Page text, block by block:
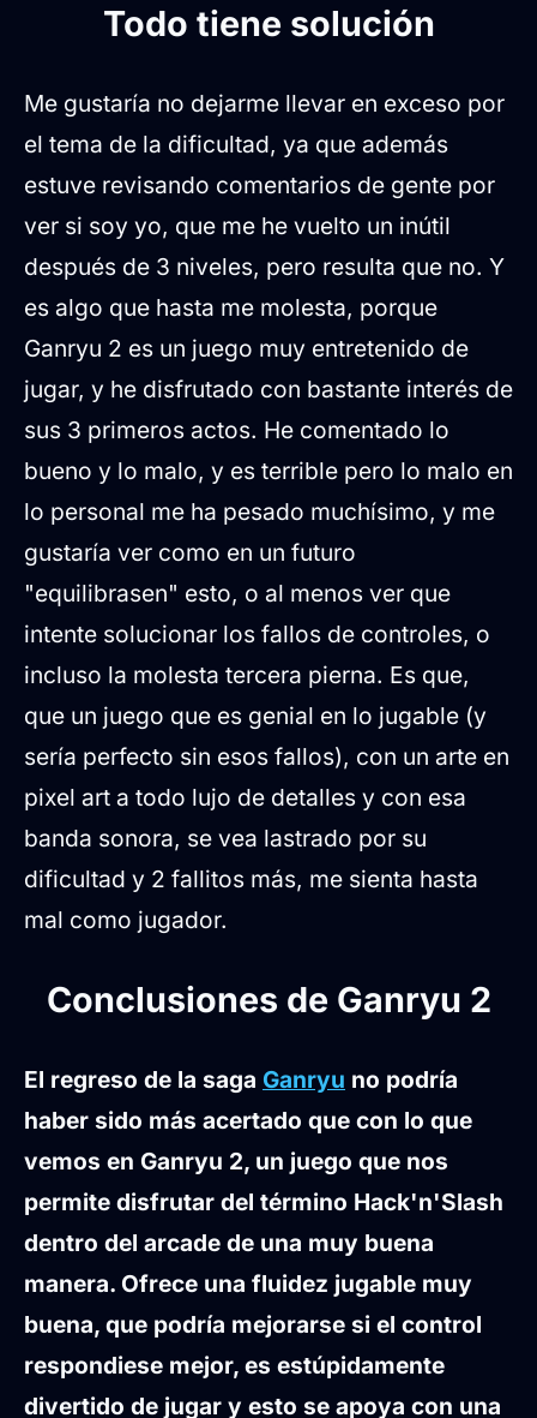
Todo tiene solución
Me gustaría no dejarme llevar en exceso por
el tema de la dificultad, ya que además
estuve revisando comentarios de gente por
ver si soy yo, que me he vuelto un inútil
después de 3 niveles, pero resulta que no. Y
es algo que hasta me molesta, porque
Ganryu 2 es un juego muy entretenido de
jugar, y he disfrutado con bastante interés de
sus 3 primeros actos. He comentado lo
bueno y lo malo, y es terrible pero lo malo en
lo personal me ha pesado muchísimo, y me
gustaría ver como en un futuro
"equilibrasen" esto, o al menos ver que
intente solucionar los fallos de controles, o
incluso la molesta tercera pierna. Es que,
que un juego que es genial en lo jugable (y
sería perfecto sin esos fallos), con un arte en
pixel art a todo lujo de detalles y con esa
banda sonora, se vea lastrado por su
dificultad y 2 fallitos más, me sienta hasta
mal como jugador.
Conclusiones de Ganryu 2
El regreso de la saga Ganryu no podría
haber sido más acertado que con lo que
vemos en Ganryu 2, un juego que nos
permite disfrutar del término Hack'n'Slash
dentro del arcade de una muy buena
manera. Ofrece una fluidez jugable muy
buena, que podría mejorarse si el control
respondiese mejor, es estúpidamente
divertido de jugar y esto se apoya con una